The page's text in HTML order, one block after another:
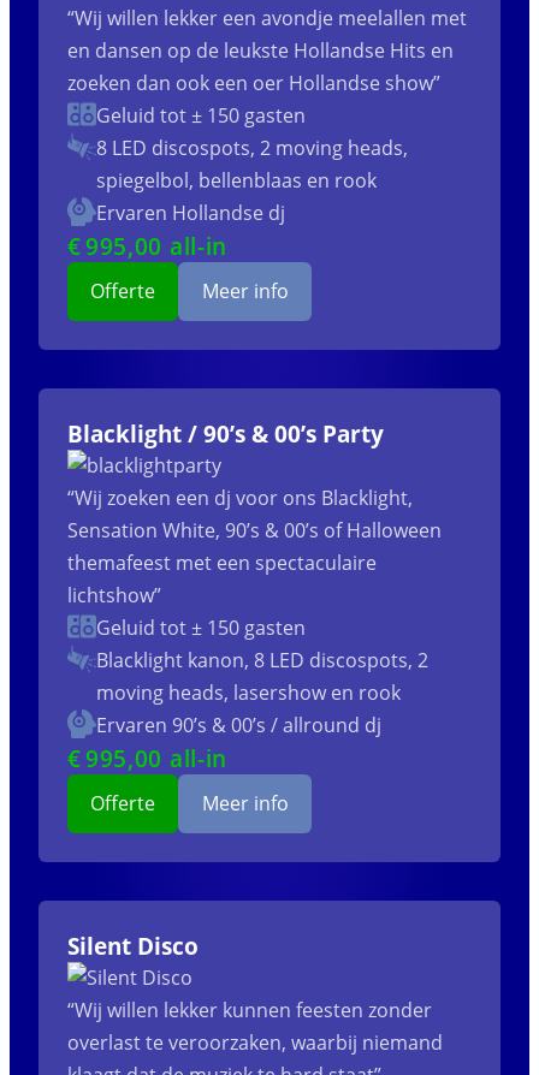
“Wij willen lekker een avondje meelallen met
en dansen op de leukste Hollandse Hits en
zoeken dan ook een oer Hollandse show”
Geluid tot ± 150 gasten
8 LED discospots, 2 moving heads,
spiegelbol, bellenblaas en rook
Ervaren Hollandse dj
€995,00 all-in
Offerte Meer info
Blacklight / 90’s & 00’s Party
“Wij zoeken een dj voor ons Blacklight,
Sensation White, 90’s & 00’s of Halloween
themafeest met een spectaculaire
lichtshow”
Geluid tot ± 150 gasten
Blacklight kanon, 8 LED discospots, 2
moving heads, lasershow en rook
Ervaren 90’s & 00’s / allround dj
€995,00 all-in
Offerte Meer info
Silent Disco
“Wij willen lekker kunnen feesten zonder
overlast te veroorzaken, waarbij niemand